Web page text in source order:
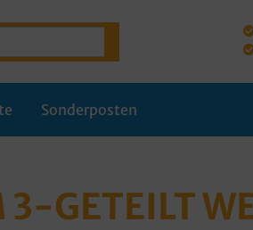
Sonderposten
GETEILT